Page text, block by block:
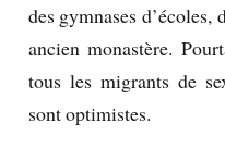
des gymnases d’écoles,
ancien monastère.
tous les migrants de
sont optimistes.